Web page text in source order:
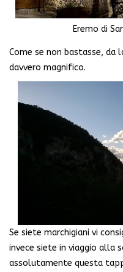
Eremo di
Come se non bastasse, da
davvero magnifico.
Se siete marchigiani vi
invece siete in viaggio alla
assolutamente questa